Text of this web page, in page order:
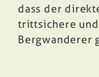
dass der
trittsichere
Bergwanderer